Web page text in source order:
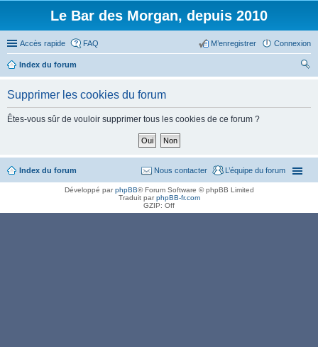
Le Bar des Morgan, depuis 2010
Accès rapide FAQ Connexion
M’enregistrer
Index du forum
Supprimer les cookies du forum
Êtes-vous sûr de vouloir supprimer tous les cookies de ce forum ?
Index du forum L’équipe du forum
Nous contacter
Développé parphpBB® Forum Software © phpBB Limited
Traduit parphpBB-fr.com
GZIP: Off